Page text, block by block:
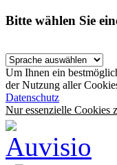
Bitte wählen Sie
Um Ihnen ein
der Nutzung aller
Datenschutz
Nur essenzielle Cookies